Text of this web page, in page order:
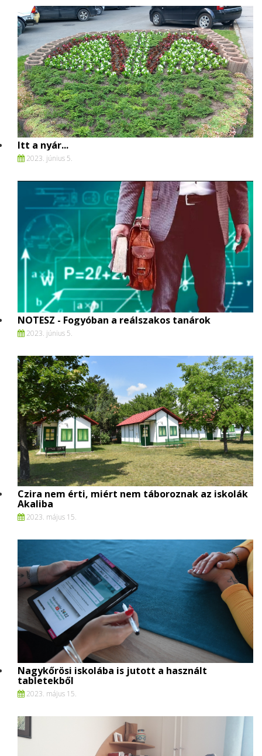
Itt a nyár...
2023. június 5.
NOTESZ - Fogyóban a reálszakos tanárok
2023. június 5.
Czira nem érti, miért nem táboroznak az iskolák
Akaliba
2023. május 15.
Nagykőrösi iskolába is jutott a használt
tabletekből
2023. május 15.